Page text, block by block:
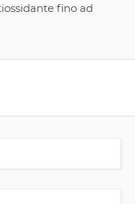
fino ad